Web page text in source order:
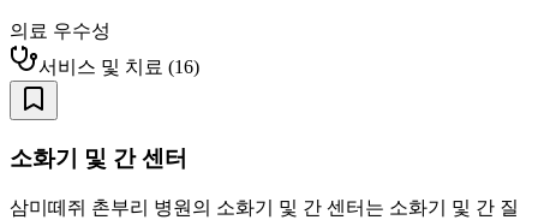
의료 우수성
서비스 및 치료 (16)
소화기 및 간 센터
삼미떼쥐 촌부리 병원의 소화기 및 간 센터는 소화기 및 간 질